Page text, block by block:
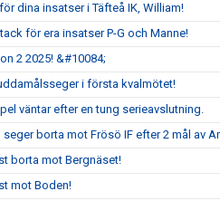
dina insatser i Täfteå IK, William!
för era insatser P-G och Manne!
2 2025! &#10084;
i första kvalmötet!
väntar efter en tung serieavslutning.
seger borta mot Frösö IF efter 2 mål av
borta mot Bergnäset!
mot Boden!